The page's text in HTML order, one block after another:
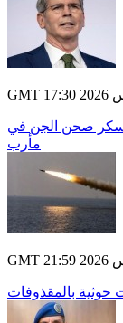
صحن الجن في
مأرب